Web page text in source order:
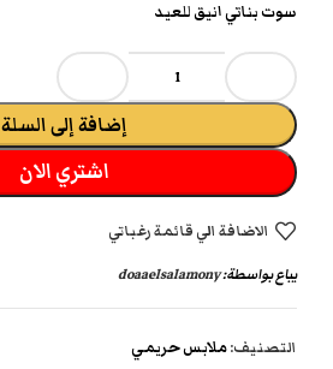
سوت بناتي انيق للعيد
إضافة إلى السلة
اشتري الان
الاضافة الي قائمة رغباتي
يباع بواسطة:doaaelsalamony
التصنيف:ملابس حريمي